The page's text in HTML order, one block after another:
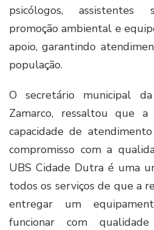
psicólogos,
promoção ambiental e
apoio, garantindo
população.
O secretário municipal
Zamarco, ressaltou que
capacidade de
compromisso com a
UBS Cidade Dutra é uma
todos os serviços de que a
entregar um
funcionar com